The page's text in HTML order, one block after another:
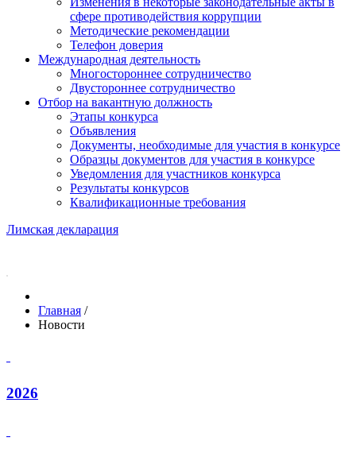
сфере противодействия коррупции
Методические рекомендации
Телефон доверия
Международная деятельность
Многостороннее сотрудничество
Двустороннее сотрудничество
Отбор на вакантную должность
Этапы конкурса
Объявления
Документы, необходимые для участия в конкурсе
Образцы документов для участия в конкурсе
Уведомления для участников конкурса
Результаты конкурсов
Квалификационные требования
Лимская декларация
Главная /
Новости
2026